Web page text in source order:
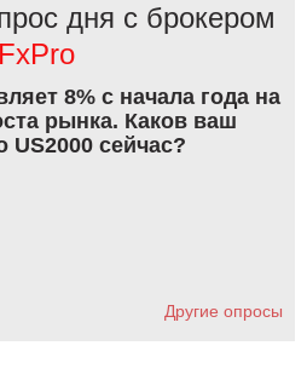
дня с брокером
FxPro
8% с начала года на
рынка. Каков ваш
US2000 сейчас?
Другие опросы